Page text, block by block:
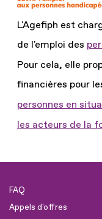
L'Agefiph est
de l'emploi des
Pour cela, elle
financières pour
personnes en
les acteurs de la
FAQ
Appels d'offres